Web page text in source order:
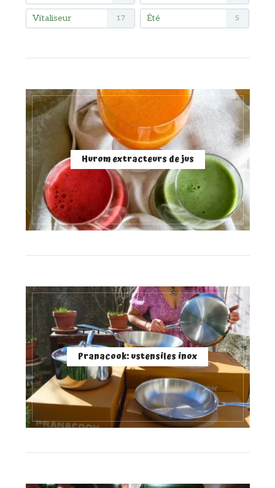
Vitaliseur 17 Été 5
Hurom extracteurs de jus
Pranacook: ustensiles inox